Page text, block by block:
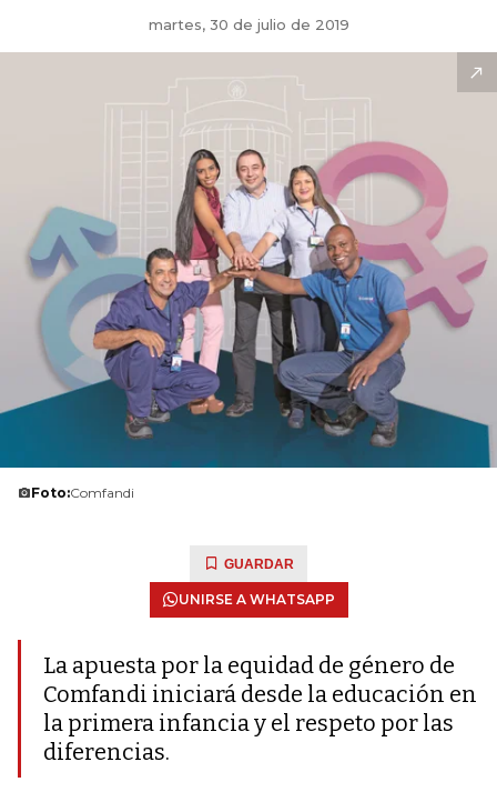
martes, 30 de julio de 2019
Foto:Comfandi
GUARDAR
UNIRSE A WHATSAPP
La apuesta por la equidad de género de
Comfandi iniciará desde la educación en
la primera infancia y el respeto por las
diferencias.